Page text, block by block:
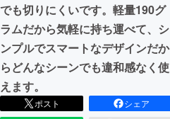
でも切りにくいです。軽量190グ
ラムだから気軽に持ち運べて、シ
ンプルでスマートなデザインだか
らどんなシーンでも違和感なく使
えます。
ポスト
シェア